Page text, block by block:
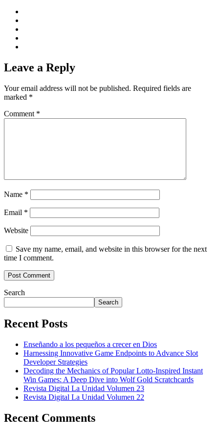
Leave a Reply
Your email address will not be published. Required fields are
marked *
Comment *
Name *
Email *
Website
Save my name, email, and website in this browser for the next
time I comment.
Search
Search
Recent Posts
Enseñando a los pequeños a crecer en Dios
Harnessing Innovative Game Endpoints to Advance Slot
Developer Strategies
Decoding the Mechanics of Popular Lotto-Inspired Instant
Win Games: A Deep Dive into Wolf Gold Scratchcards
Revista Digital La Unidad Volumen 23
Revista Digital La Unidad Volumen 22
Recent Comments